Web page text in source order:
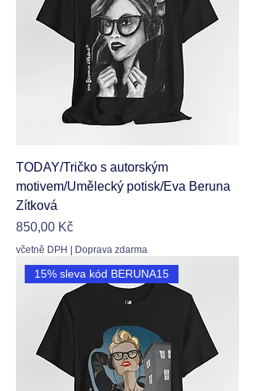
TODAY/Tričko s autorským
motivem/Umělecký potisk/Eva Beruna
Zítková
Cena
850,00 Kč
včetně DPH Doprava zdarma
15% sleva kód BERUNA15